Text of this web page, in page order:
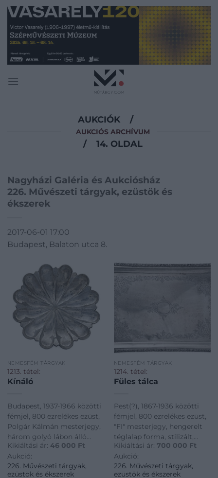
Skip
content
AUKCIÓK /
AUKCIÓS ARCHÍVUM
/ 14. OLDAL
Nagyházi Galéria és Aukciósház
226. Művészeti tárgyak, ezüstök és
ékszerek
2017-06-01 17:00
Budapest, Balaton utca 8.
NEMESFÉM TÁRGYAK
1213. tétel:
Kínáló
Budapest, 1937-1966 közötti
fémjel, 800 ezrelékes ezüst,
Polgár Kálmán mesterjegy,
három golyó lábon álló
kalapált, bordázott tál, 266
g; 21,5*4,2 cm
Kikiáltási ár: 46 000 Ft
Aukció:
226. Művészeti tárgyak,
ezüstök és ékszerek
NEMESFÉM TÁRGYAK
1214. tétel:
Füles tálca
Pest(?), 1867-1936 közötti
fémjel, 800 ezrelékes ezüst,
"FI" mesterjegy, hengerelt
téglalap forma, stilizált,
vésett díszítéssel, öntött,
plasztikus, virágos
szegéllyel, kis sérüléssel,
Kikiáltási ár: 700 000 Ft
Aukció:
226. Művészeti tárgyak,
ezüstök és ékszerek